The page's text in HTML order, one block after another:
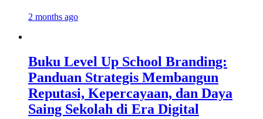
2 months ago
Buku Level Up School Branding:
Panduan Strategis Membangun
Reputasi, Kepercayaan, dan Daya
Saing Sekolah di Era Digital